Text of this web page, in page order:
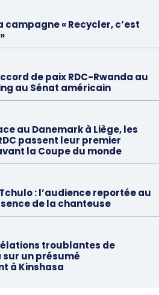
campagne « Recycler, c’est
de paix RDC-Rwanda au
au Sénat américain
au Danemark à Liège, les
passent leur premier
la Coupe du monde
: l’audience reportée au
de la chanteuse
troublantes de
un présumé
à Kinshasa